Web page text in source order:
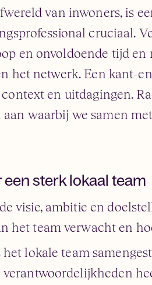
van inwoners, is
cruciaal.
en onvoldoende tijd
het netwerk. Een kant-
en uitdagingen.
waarbij we samen
sterk lokaal team
visie, ambitie en
het team verwacht en
lokale team